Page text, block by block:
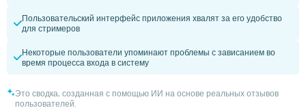
Пользовательский интерфейс приложения хвалят за его удобство
для стримеров
Некоторые пользователи упоминают проблемы с зависанием во
время процесса входа в систему
Это сводка, созданная с помощью ИИ на основе реальных отзывов
пользователей.